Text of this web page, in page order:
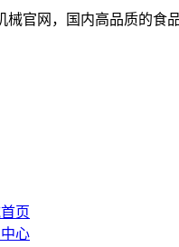
械官网，国内高品质的食
页
心